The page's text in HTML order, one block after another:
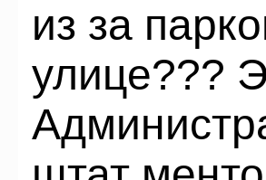
из за
улице???